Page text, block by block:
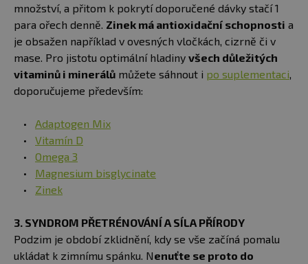
množství, a přitom k pokrytí doporučené dávky stačí 1
para ořech denně. Zinek má antioxidační schopnosti a
je obsažen například v ovesných vločkách, cizrně či v
mase. Pro jistotu optimální hladiny všech důležitých
vitaminů i minerálů můžete sáhnout i po suplementaci
doporučujeme především:
Adaptogen Mix
Vitamín D
Omega 3
Magnesium bisglycinate
Zinek
3. SYNDROM PŘETRÉNOVÁNÍ A SÍLA PŘÍRODY
Podzim je období zklidnění, kdy se vše začíná pomalu
ukládat k zimnímu spánku. Nenuťte se proto do